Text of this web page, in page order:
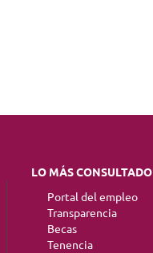
LO MÁS CONSULTADO
Portal del empleo
Transparencia
Becas
Tenencia